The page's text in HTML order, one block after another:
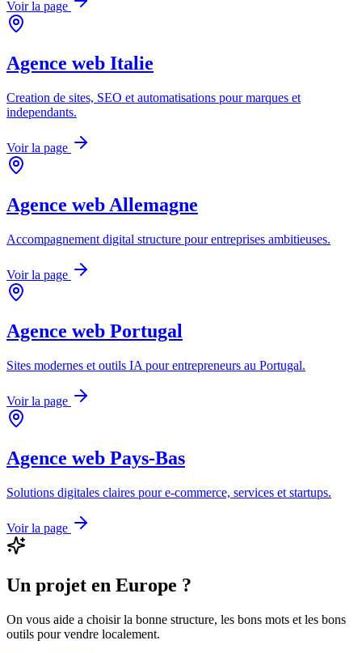
Voir la page
Agence web Italie
Creation de sites, SEO et automatisations pour marques et
independants.
Voir la page
Agence web Allemagne
Accompagnement digital structure pour entreprises ambitieuses.
Voir la page
Agence web Portugal
Sites modernes et outils IA pour entrepreneurs au Portugal.
Voir la page
Agence web Pays-Bas
Solutions digitales claires pour e-commerce, services et startups.
Voir la page
Un projet en Europe ?
On vous aide a choisir la bonne structure, les bons mots et les bons
outils pour vendre localement.